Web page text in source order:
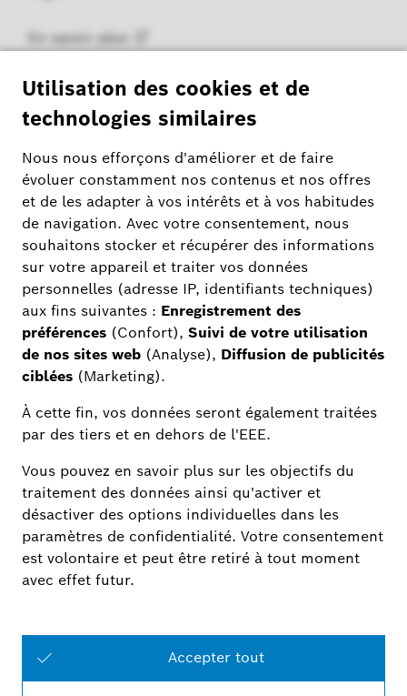
En savoir plus
Directive sur la protection des
données de l'application Bosch
Smart Home
En savoir plus